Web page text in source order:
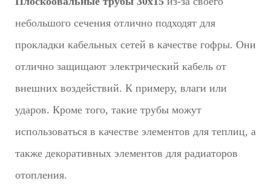
небольшого сечения отлично подходят для
прокладки кабельных сетей в качестве гофры. Они
отлично защищают электрический кабель от
внешних воздействий. К примеру, влаги или
ударов. Кроме того, такие трубы можут
использоваться в качестве элементов для теплиц, а
также декоративных элементов для радиаторов
отопления.